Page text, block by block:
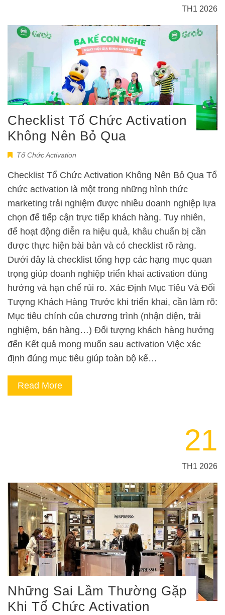
TH1 2026
Checklist Tổ Chức Activation
Không Nên Bỏ Qua
Tổ Chức Activation
Checklist Tổ Chức Activation Không Nên Bỏ Qua Tổ
chức activation là một trong những hình thức
marketing trải nghiệm được nhiều doanh nghiệp lựa
chọn để tiếp cận trực tiếp khách hàng. Tuy nhiên,
để hoạt động diễn ra hiệu quả, khâu chuẩn bị cần
được thực hiện bài bản và có checklist rõ ràng.
Dưới đây là checklist tổng hợp các hạng mục quan
trọng giúp doanh nghiệp triển khai activation đúng
hướng và hạn chế rủi ro. Xác Định Mục Tiêu Và Đối
Tượng Khách Hàng Trước khi triển khai, cần làm rõ:
Mục tiêu chính của chương trình (nhận diện, trải
nghiệm, bán hàng…) Đối tượng khách hàng hướng
đến Kết quả mong muốn sau activation Việc xác
định đúng mục tiêu giúp toàn bộ kế…
Read More
21
TH1 2026
Những Sai Lầm Thường Gặp
Khi Tổ Chức Activation